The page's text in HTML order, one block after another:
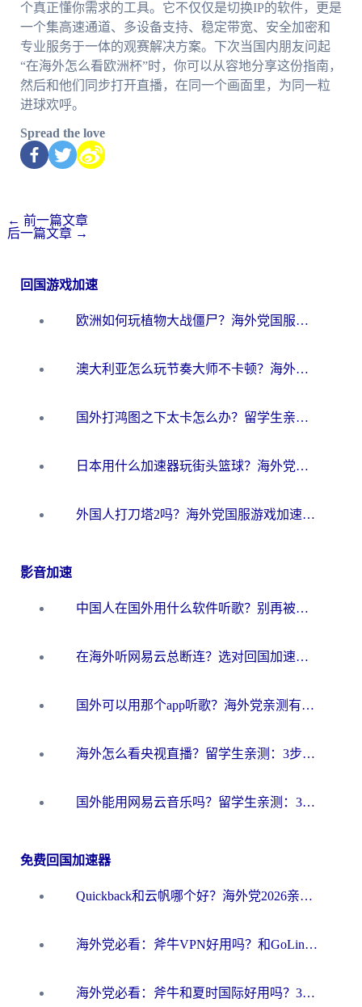
个真正懂你需求的工具。它不仅仅是切换IP的软件，更是
一个集高速通道、多设备支持、稳定带宽、安全加密和
专业服务于一体的观赛解决方案。下次当国内朋友问起
“在海外怎么看欧洲杯”时，你可以从容地分享这份指南，
然后和他们同步打开直播，在同一个画面里，为同一粒
进球欢呼。
Spread the love
← 前一篇文章
后一篇文章 →
回国游戏加速
欧洲如何玩植物大战僵尸？海外党国服游戏加速避坑指南（附实测对比）
澳大利亚怎么玩节奏大师不卡顿？海外党国服游戏加速终极指南
国外打鸿图之下太卡怎么办？留学生亲测有效的国服游戏加速方案
日本用什么加速器玩街头篮球？海外党国服游戏不卡顿的终极攻略
外国人打刀塔2吗？海外党国服游戏加速避坑全攻略
影音加速
中国人在国外用什么软件听歌？别再被地域限制卡脖子，这篇教你轻松解锁国内音乐库
在海外听网易云总断连？选对回国加速器，告别地区限制和卡顿
国外可以用那个app听歌？海外党亲测有效的回国加速方案，轻松听国内音乐听书
海外怎么看央视直播？留学生亲测：3步解决版权限制+追剧自由
国外能用网易云音乐吗？留学生亲测：3步解决海外听歌难题
免费回国加速器
Quickback和云帆哪个好？海外党2026亲测指南：选对加速器大陆工具，无缝刷国内剧玩国服
海外党必看：斧牛VPN好用吗？和GoLinkVPN对比哪个回国效果更好？
海外党必看：斧牛和夏时国际好用吗？3步选对回国加速器，无缝刷国内资源